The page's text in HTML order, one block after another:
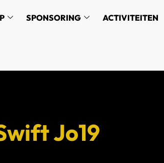
SPONSORING ACTIVITEITEN
Jo19